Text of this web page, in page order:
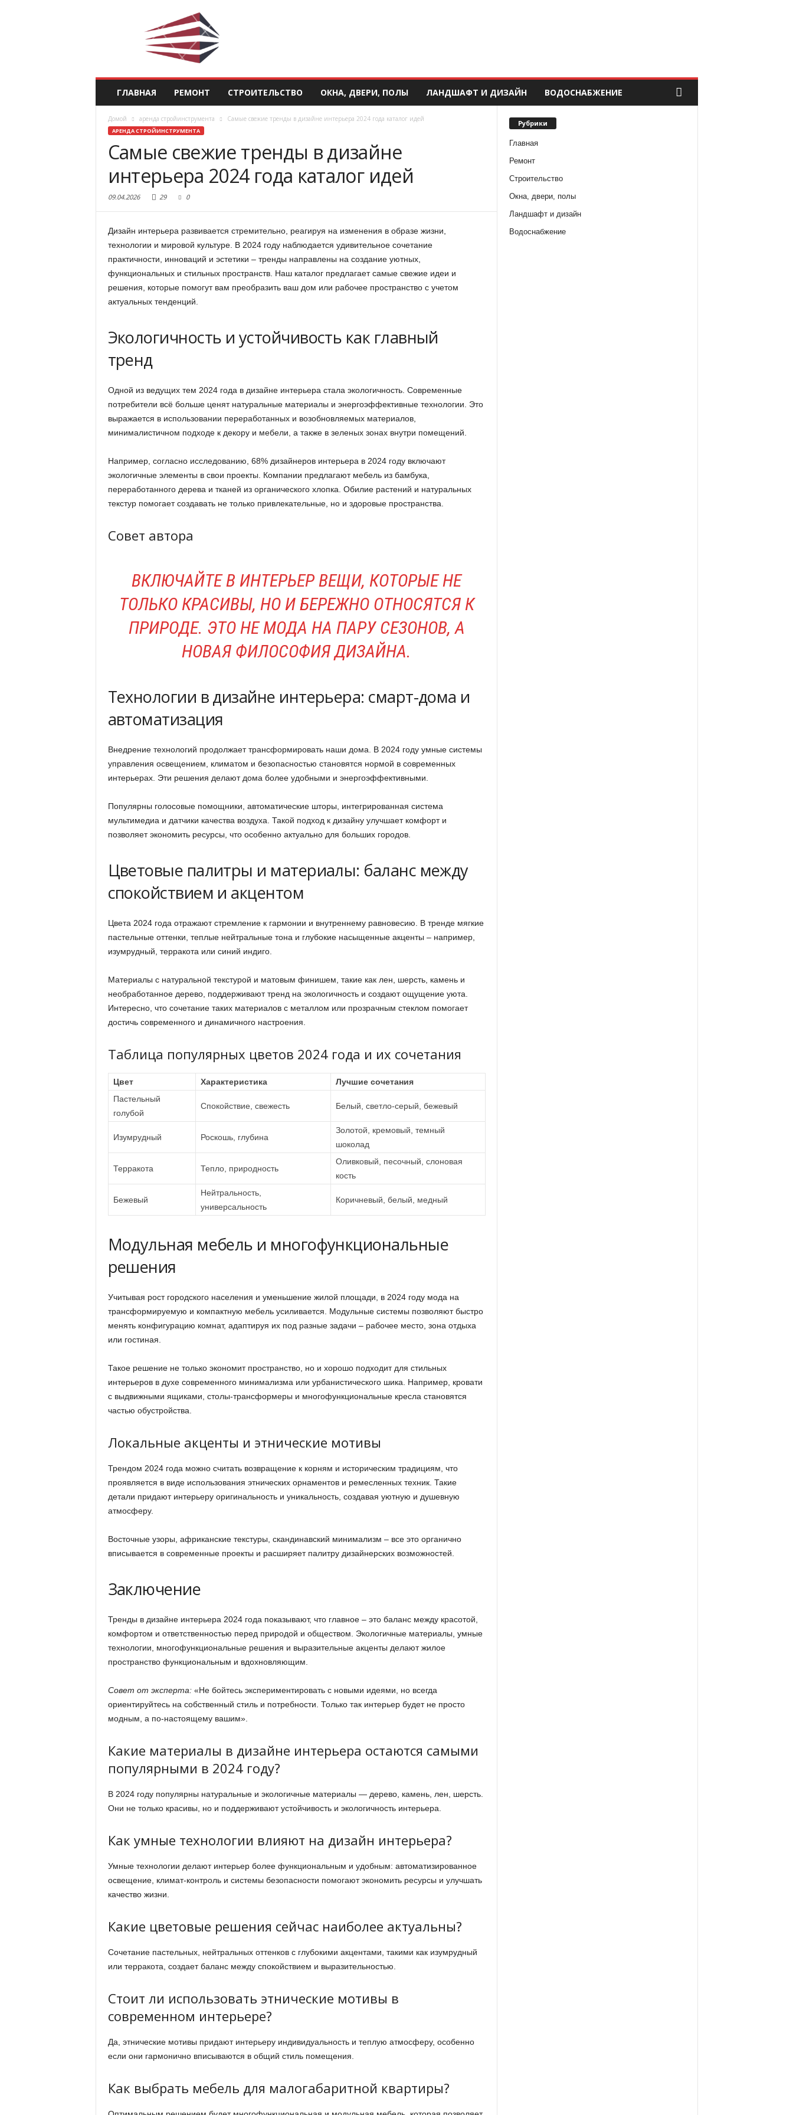
ГЛАВНАЯ РЕМОНТ СТРОИТЕЛЬСТВО ОКНА, ДВЕРИ, ПОЛЫ ЛАНДШАФТ И ДИЗАЙН ВОДОСНАБЖЕНИЕ
Домой аренда стройинструмента Самые свежие тренды в дизайне интерьера 2024 года каталог идей
АРЕНДА СТРОЙИНСТРУМЕНТА
Самые свежие тренды в дизайне
интерьера 2024 года каталог идей
09.04.2026 29 0
Дизайн интерьера развивается стремительно, реагируя на изменения в образе жизни,
технологии и мировой культуре. В 2024 году наблюдается удивительное сочетание
практичности, инноваций и эстетики – тренды направлены на создание уютных,
функциональных и стильных пространств. Наш каталог предлагает самые свежие идеи и
решения, которые помогут вам преобразить ваш дом или рабочее пространство с учетом
актуальных тенденций.
Экологичность и устойчивость как главный
тренд
Одной из ведущих тем 2024 года в дизайне интерьера стала экологичность. Современные
потребители всё больше ценят натуральные материалы и энергоэффективные технологии. Это
выражается в использовании переработанных и возобновляемых материалов,
минималистичном подходе к декору и мебели, а также в зеленых зонах внутри помещений.
Например, согласно исследованию, 68% дизайнеров интерьера в 2024 году включают
экологичные элементы в свои проекты. Компании предлагают мебель из бамбука,
переработанного дерева и тканей из органического хлопка. Обилие растений и натуральных
текстур помогает создавать не только привлекательные, но и здоровые пространства.
Совет автора
ВКЛЮЧАЙТЕ В ИНТЕРЬЕР ВЕЩИ, КОТОРЫЕ НЕ
ТОЛЬКО КРАСИВЫ, НО И БЕРЕЖНО ОТНОСЯТСЯ К
ПРИРОДЕ. ЭТО НЕ МОДА НА ПАРУ СЕЗОНОВ, А
НОВАЯ ФИЛОСОФИЯ ДИЗАЙНА.
Технологии в дизайне интерьера: смарт-дома и
автоматизация
Внедрение технологий продолжает трансформировать наши дома. В 2024 году умные системы
управления освещением, климатом и безопасностью становятся нормой в современных
интерьерах. Эти решения делают дома более удобными и энергоэффективными.
Популярны голосовые помощники, автоматические шторы, интегрированная система
мультимедиа и датчики качества воздуха. Такой подход к дизайну улучшает комфорт и
позволяет экономить ресурсы, что особенно актуально для больших городов.
Цветовые палитры и материалы: баланс между
спокойствием и акцентом
Цвета 2024 года отражают стремление к гармонии и внутреннему равновесию. В тренде мягкие
пастельные оттенки, теплые нейтральные тона и глубокие насыщенные акценты – например,
изумрудный, терракота или синий индиго.
Материалы с натуральной текстурой и матовым финишем, такие как лен, шерсть, камень и
необработанное дерево, поддерживают тренд на экологичность и создают ощущение уюта.
Интересно, что сочетание таких материалов с металлом или прозрачным стеклом помогает
достичь современного и динамичного настроения.
Таблица популярных цветов 2024 года и их сочетания
Цвет Характеристика
Лучшие сочетания
Пастельный
голубой
Спокойствие, свежесть Белый, светло-серый, бежевый
Изумрудный Роскошь, глубина
Золотой, кремовый, темный
шоколад
Терракота Тепло, природность
Оливковый, песочный, слоновая
кость
Бежевый
Нейтральность,
универсальность
Коричневый, белый, медный
Модульная мебель и многофункциональные
решения
Учитывая рост городского населения и уменьшение жилой площади, в 2024 году мода на
трансформируемую и компактную мебель усиливается. Модульные системы позволяют быстро
менять конфигурацию комнат, адаптируя их под разные задачи – рабочее место, зона отдыха
или гостиная.
Такое решение не только экономит пространство, но и хорошо подходит для стильных
интерьеров в духе современного минимализма или урбанистического шика. Например, кровати
с выдвижными ящиками, столы-трансформеры и многофункциональные кресла становятся
частью обустройства.
Локальные акценты и этнические мотивы
Трендом 2024 года можно считать возвращение к корням и историческим традициям, что
проявляется в виде использования этнических орнаментов и ремесленных техник. Такие
детали придают интерьеру оригинальность и уникальность, создавая уютную и душевную
атмосферу.
Восточные узоры, африканские текстуры, скандинавский минимализм – все это органично
вписывается в современные проекты и расширяет палитру дизайнерских возможностей.
Заключение
Тренды в дизайне интерьера 2024 года показывают, что главное – это баланс между красотой,
комфортом и ответственностью перед природой и обществом. Экологичные материалы, умные
технологии, многофункциональные решения и выразительные акценты делают жилое
пространство функциональным и вдохновляющим.
Совет от эксперта:«Не бойтесь экспериментировать с новыми идеями, но всегда
ориентируйтесь на собственный стиль и потребности. Только так интерьер будет не просто
модным, а по-настоящему вашим».
Какие материалы в дизайне интерьера остаются самыми
популярными в 2024 году?
В 2024 году популярны натуральные и экологичные материалы — дерево, камень, лен, шерсть.
Они не только красивы, но и поддерживают устойчивость и экологичность интерьера.
Как умные технологии влияют на дизайн интерьера?
Умные технологии делают интерьер более функциональным и удобным: автоматизированное
освещение, климат-контроль и системы безопасности помогают экономить ресурсы и улучшать
качество жизни.
Какие цветовые решения сейчас наиболее актуальны?
Сочетание пастельных, нейтральных оттенков с глубокими акцентами, такими как изумрудный
или терракота, создает баланс между спокойствием и выразительностью.
Стоит ли использовать этнические мотивы в
современном интерьере?
Да, этнические мотивы придают интерьеру индивидуальность и теплую атмосферу, особенно
если они гармонично вписываются в общий стиль помещения.
Как выбрать мебель для малогабаритной квартиры?
Рубрики
Главная
Ремонт
Строительство
Окна, двери, полы
Ландшафт и дизайн
Водоснабжение